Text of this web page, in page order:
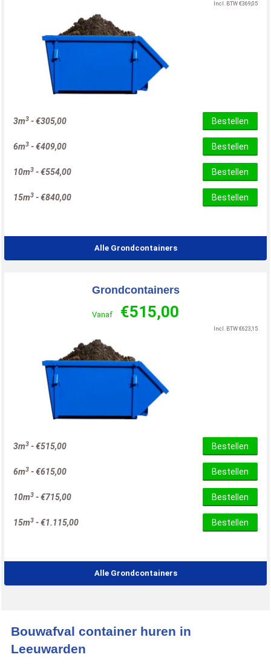
Incl. BTW €369,05
3m3 -€305,00 Bestellen
6m3 -€409,00 Bestellen
10m3 -€554,00 Bestellen
15m3 -€840,00 Bestellen
Alle Grondcontainers
Grondcontainers
Vanaf €515,00
Incl. BTW €623,15
3m3 -€515,00 Bestellen
6m3 -€615,00 Bestellen
10m3 -€715,00 Bestellen
15m3 -€1.115,00 Bestellen
Alle Grondcontainers
Bouwafval container huren in
Leeuwarden